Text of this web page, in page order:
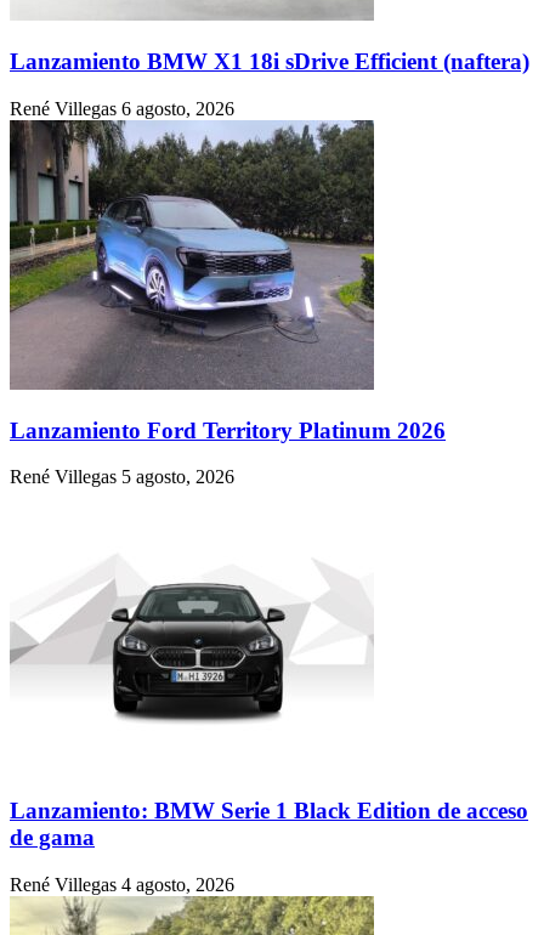
Lanzamiento BMW X1 18i sDrive Efficient (naftera)
René Villegas 6 agosto, 2026
Lanzamiento Ford Territory Platinum 2026
René Villegas 5 agosto, 2026
Lanzamiento: BMW Serie 1 Black Edition de acceso
de gama
René Villegas 4 agosto, 2026